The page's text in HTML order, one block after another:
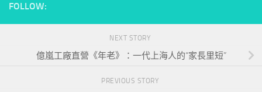
FOLLOW:
NEXT STORY
億嵐工廠直營《年老》：一代上海人的“家長里短”
PREVIOUS STORY